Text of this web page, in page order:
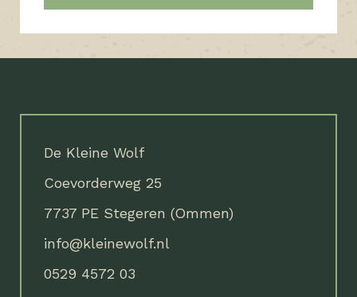
De Kleine Wolf
Coevorderweg 25
7737 PE Stegeren (Ommen)
info@kleinewolf.nl
0529 4572 03